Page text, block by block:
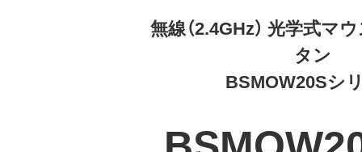
無線（2.4GHz） 光学式
タン
BSMOW20Sシ